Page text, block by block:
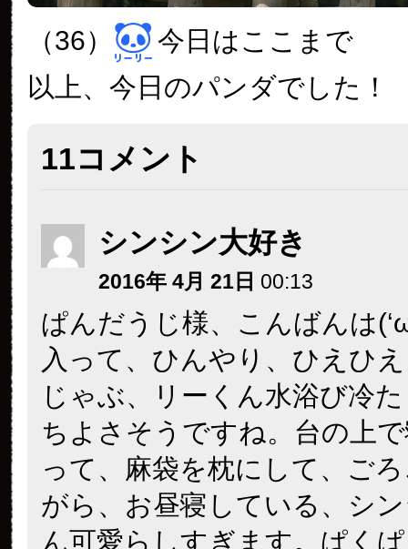
（36）
今日はここまで
以上、今日のパンダでした！
11コメント
シンシン大好き
2016年 4月 21日 00:13
ぱんだうじ様、こんばんは
入って、ひんやり、ひえひ
じゃぶ、リーくん水浴び冷
ちよさそうですね。台の上
って、麻袋を枕にして、ご
がら、お昼寝している、シ
ん可愛らしすぎます。ぱく